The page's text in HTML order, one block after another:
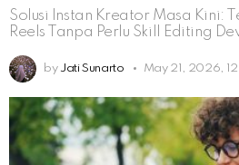
Solusi Instan Kreator Masa Kini:
Reels Tanpa Perlu Skill Editing
by Jati Sunarto May 21, 2026,